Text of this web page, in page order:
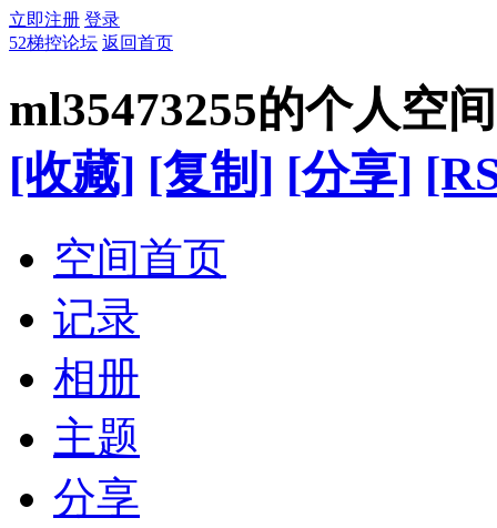
立即注册 登录
52梯控论坛 返回首页
ml35473255的个人空间
[收藏] [复制] [分享]
空间首页
记录
相册
主题
分享